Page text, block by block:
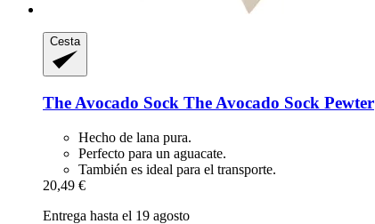
Cesta
The Avocado Sock The Avocado Sock Pewter
Hecho de lana pura.
Perfecto para un aguacate.
También es ideal para el transporte.
20,49 €
Entrega hasta el 19 agosto